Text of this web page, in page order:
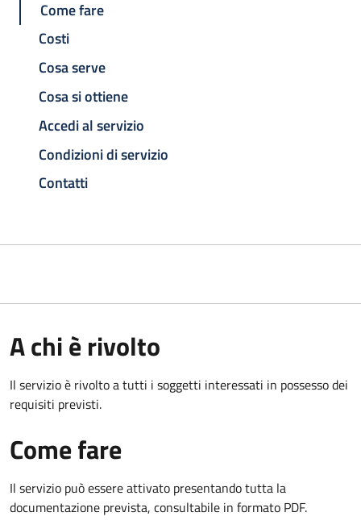
Come fare
Costi
Cosa serve
Cosa si ottiene
Accedi al servizio
Condizioni di servizio
Contatti
A chi è rivolto
Il servizio è rivolto a tutti i soggetti interessati in possesso dei
requisiti previsti.
Come fare
Il servizio può essere attivato presentando tutta la
documentazione prevista, consultabile in formato PDF.